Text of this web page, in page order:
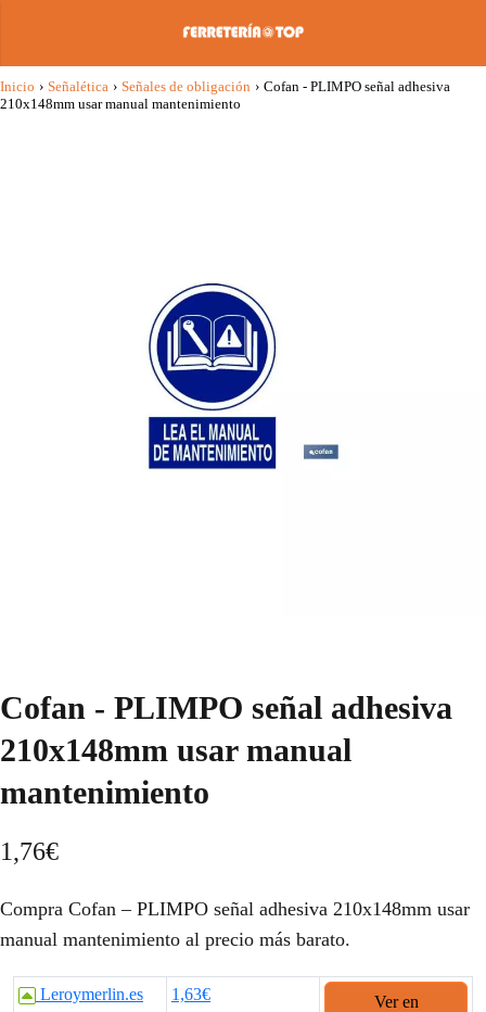
Inicio › Señalética › Señales de obligación › Cofan - PLIMPO señal adhesiva
210x148mm usar manual mantenimiento
Cofan - PLIMPO señal adhesiva
210x148mm usar manual
mantenimiento
1,76€
Compra Cofan – PLIMPO señal adhesiva 210x148mm usar
manual mantenimiento al precio más barato.
Leroymerlin.es 1,63€
Ver en